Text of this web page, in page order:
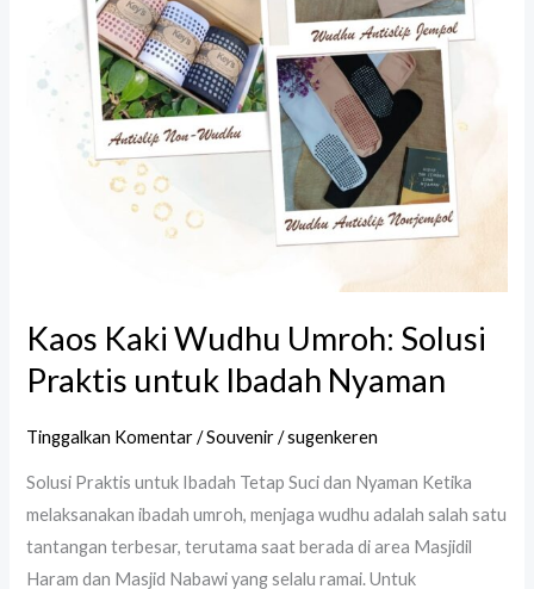
Kaos Kaki Wudhu Umroh: Solusi
Praktis untuk Ibadah Nyaman
Tinggalkan Komentar /Souvenir/sugenkeren
Solusi Praktis untuk Ibadah Tetap Suci dan Nyaman Ketika
melaksanakan ibadah umroh, menjaga wudhu adalah salah satu
tantangan terbesar, terutama saat berada di area Masjidil
Haram dan Masjid Nabawi yang selalu ramai. Untuk
Ibadah
Nyaman